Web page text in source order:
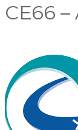
CE66